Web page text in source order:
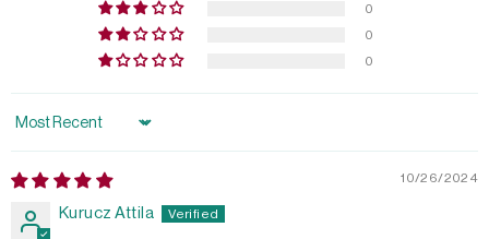
0
0
0
Sort by
10/26/2024
Kurucz Attila